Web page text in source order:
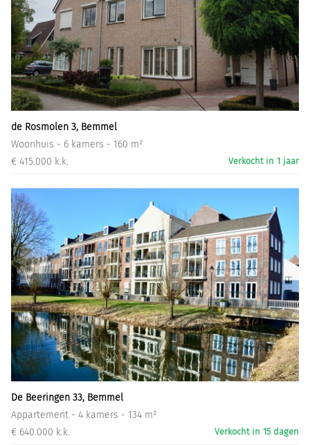
de Rosmolen 3, Bemmel
Woonhuis - 6 kamers - 160 m²
€ 415.000 k.k.
Verkocht in 1 jaar
De Beeringen 33, Bemmel
Appartement - 4 kamers - 134 m²
€ 640.000 k.k.
Verkocht in 15 dagen